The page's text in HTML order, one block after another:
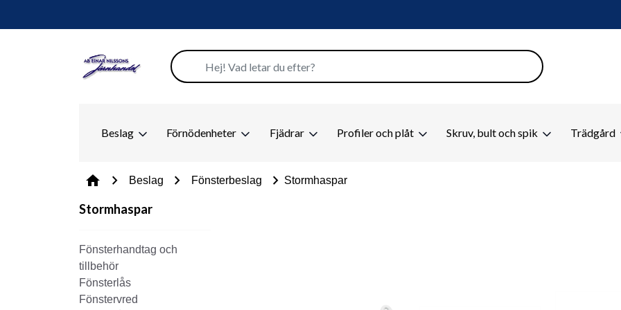
Beslag Förnödenheter Fjädrar Profiler och plåt Skruv, bult och spik Trädgård
home chevron_right Beslag chevron_right Fönsterbeslag chevron_right Stormhaspar
Stormhaspar
Fönsterhandtag och
tillbehör
Fönsterlås
Fönstervred